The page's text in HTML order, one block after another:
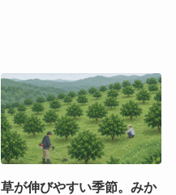
草が伸びやすい季節。みか